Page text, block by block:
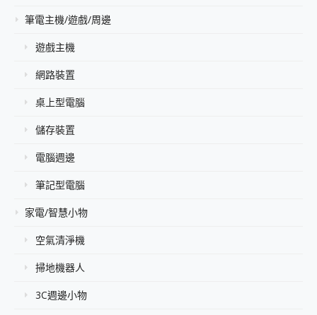
筆電主機/遊戲/周邊
遊戲主機
網路裝置
桌上型電腦
儲存裝置
電腦週邊
筆記型電腦
家電/智慧小物
空氣清淨機
掃地機器人
3C週邊小物